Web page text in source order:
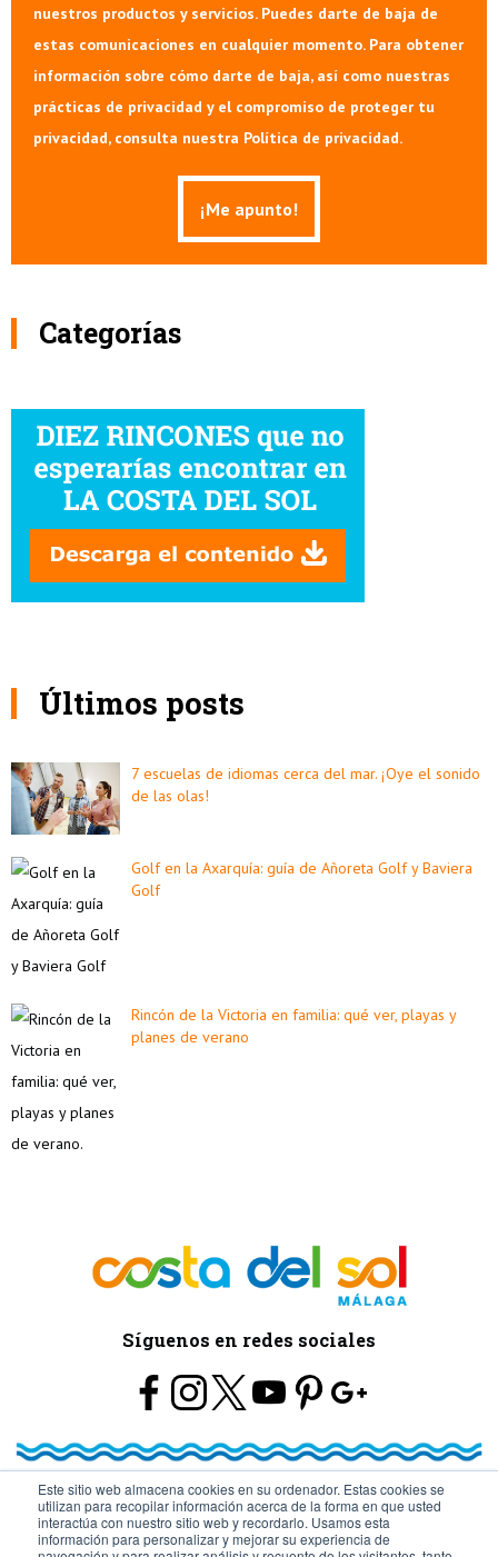
Este sitio web almacena cookies en su ordenador. Estas cookies se
utilizan para recopilar información acerca de la forma en que usted
interactúa con nuestro sitio web y recordarlo. Usamos esta
información para personalizar y mejorar su experiencia de
nuestros productos y servicios. Puedes darte de baja de
estas comunicaciones en cualquier momento. Para obtener
información sobre cómo darte de baja, así como nuestras
prácticas de privacidad y el compromiso de proteger tu
privacidad, consulta nuestra Política de privacidad.
Categorías
Últimos posts
7 escuelas de idiomas cerca del mar. ¡Oye el sonido
de las olas!
Golf en la Axarquía: guía de Añoreta Golf y Baviera
Golf
Rincón de la Victoria en familia: qué ver, playas y
planes de verano
Síguenos en redes sociales
© Turismo y Planificación Costa del Sol S.L.U. Todos los Derechos